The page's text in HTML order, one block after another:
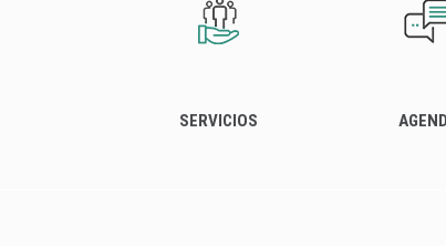
SERVICIOS